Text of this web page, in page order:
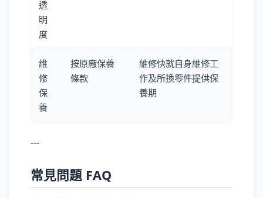
透
明
度
維
修
保
養
按原廠保養
條款
維修快就自身維修工
作及所換零件提供保
養期
---
常見問題 FAQ